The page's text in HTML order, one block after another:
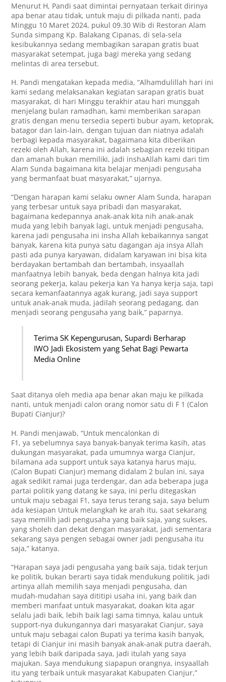
Menurut H, Pandi saat dimintai pernyataan terkait dirinya
apa benar atau tidak, untuk maju di pilkada nanti, pada
Minggu 10 Maret 2024, pukul 09.30 Wib di Restoran Alam
Sunda simpang Kp. Balakang Cipanas, di sela-sela
kesibukannya sedang membagikan sarapan gratis buat
masyarakat setempat, juga bagi mereka yang sedang
melintas di area tersebut.
H. Pandi mengatakan kepada media, “Alhamdulillah hari ini
kami sedang melaksanakan kegiatan sarapan gratis buat
masyarakat, di hari Minggu terakhir atau hari munggah
menjelang bulan ramadhan, kami memberikan sarapan
gratis dengan menu tersedia seperti bubur ayam, ketoprak,
batagor dan lain-lain, dengan tujuan dan niatnya adalah
berbagi kepada masyarakat, bagaimana kita diberikan
rezeki oleh Allah, karena ini adalah sebagian rezeki titipan
dan amanah bukan memiliki, jadi inshaAllah kami dari tim
Alam Sunda bagaimana kita belajar menjadi pengusaha
yang bermanfaat buat masyarakat,” ujarnya.
“Dengan harapan kami selaku owner Alam Sunda, harapan
yang terbesar untuk saya pribadi dan masyarakat,
bagaimana kedepannya anak-anak kita nih anak-anak
muda yang lebih banyak lagi, untuk menjadi pengusaha,
karena jadi pengusaha ini insha Allah kebaikannya sangat
banyak, karena kita punya satu dagangan aja insya Allah
pasti ada punya karyawan, didalam karyawan ini bisa kita
berdayakan bertambah dan bertambah, insyaallah
manfaatnya lebih banyak, beda dengan halnya kita jadi
seorang pekerja, kalau pekerja kan Ya hanya kerja saja, tapi
secara kemanfaatannya agak kurang, jadi saya support
untuk anak-anak muda, jadilah seorang pedagang, dan
menjadi seorang pengusaha yang baik,” paparnya.
Terima SK Kepengurusan, Supardi Berharap
IWO Jadi Ekosistem yang Sehat Bagi Pewarta
Media Online
Saat ditanya oleh media apa benar akan maju ke pilkada
nanti, untuk menjadi calon orang nomor satu di F 1 (Calon
Bupati Cianjur)?
H. Pandi menjawab, “Untuk mencalonkan di
F1, ya sebelumnya saya banyak-banyak terima kasih, atas
dukungan masyarakat, pada umumnya warga Cianjur,
bilamana ada support untuk saya katanya harus maju,
(Calon Bupati Cianjur) memang didalam 2 bulan ini, saya
agak sedikit ramai juga terdengar, dan ada beberapa juga
partai politik yang datang ke saya, ini perlu ditegaskan
untuk maju sebagai F1, saya terus terang saja, saya belum
ada kesiapan Untuk melangkah ke arah itu, saat sekarang
saya memilih jadi pengusaha yang baik saja, yang sukses,
yang sholeh dan dekat dengan masyarakat, jadi sementara
sekarang saya pengen sebagai owner jadi pengusaha itu
saja,” katanya.
“Harapan saya jadi pengusaha yang baik saja, tidak terjun
ke politik, bukan berarti saya tidak mendukung politik, jadi
artinya allah memilih saya menjadi pengusaha, dan
mudah-mudahan saya dititipi usaha ini, yang baik dan
memberi manfaat untuk masyarakat, doakan kita agar
selalu jadi baik, lebih baik lagi sama timnya, kalau untuk
support-nya dukungannya dari masyarakat Cianjur, saya
untuk maju sebagai calon Bupati ya terima kasih banyak,
tetapi di Cianjur ini masih banyak anak-anak putra daerah,
yang lebih baik daripada saya, jadi itulah yang saya
majukan. Saya mendukung siapapun orangnya, insyaallah
itu yang terbaik untuk masyarakat Kabupaten Cianjur,”